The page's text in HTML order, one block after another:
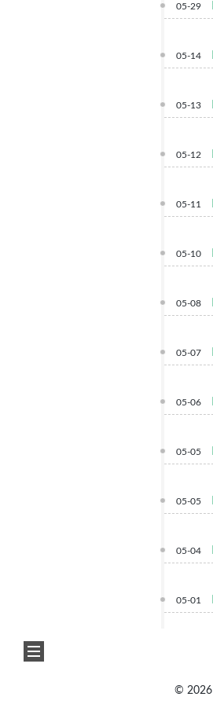
05-29
05-14
05-13
05-12
05-11
05-10
05-08
05-07
05-06
05-05
05-05
05-04
05-01
© 2026